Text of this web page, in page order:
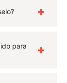
para